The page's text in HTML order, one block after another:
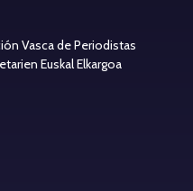
Vasca de Periodistas
Euskal Elkargoa